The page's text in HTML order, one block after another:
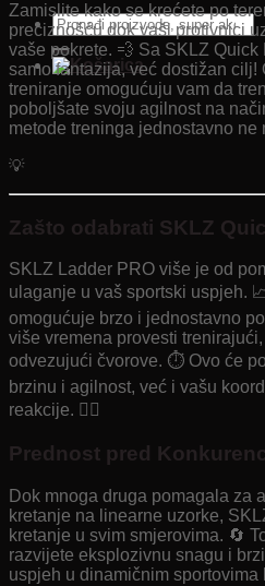
Pretraži:
Zamislite kako se krećete po
preciznošću dok vaši protivnici
vaše pokrete. 💨 Sa SKLZ
samo fantazija, već dostižan cilj!
treniranje omogućuju vam da
poboljšate svoju agilnost na
metode treninga jednostavno ne
💡
Zašto odabrati SKLZ
SKLZ Ladder PRO više je od
ulaganje u vaš sportski uspjeh.
omogućuje brzo i jednostavno
više vremena provesti
odvezujući čvorove. ⏱️ Ovo će
brzinu i agilnost, već i vašu
reakcije. 🤸‍♂️
Prednost pred
Dok mnoga druga pomagala za
kretanje na linearne uzorke,
kretanje u svim smjerovima. 🔄
razvijete eksplozivnu snagu i
uspjeh u dinamičnim sportovima